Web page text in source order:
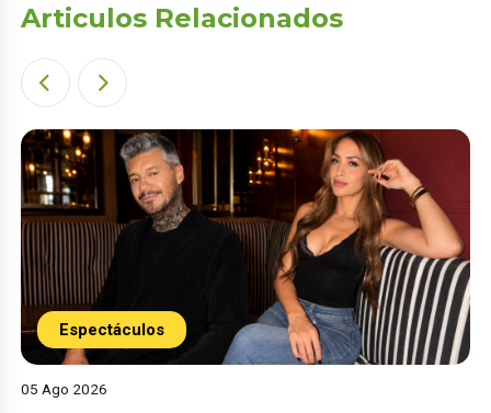
Articulos Relacionados
Espectáculos
05 Ago 2026